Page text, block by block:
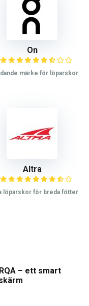
On
märke för löparskor
Altra
löparskor för breda fötter
– ett smart